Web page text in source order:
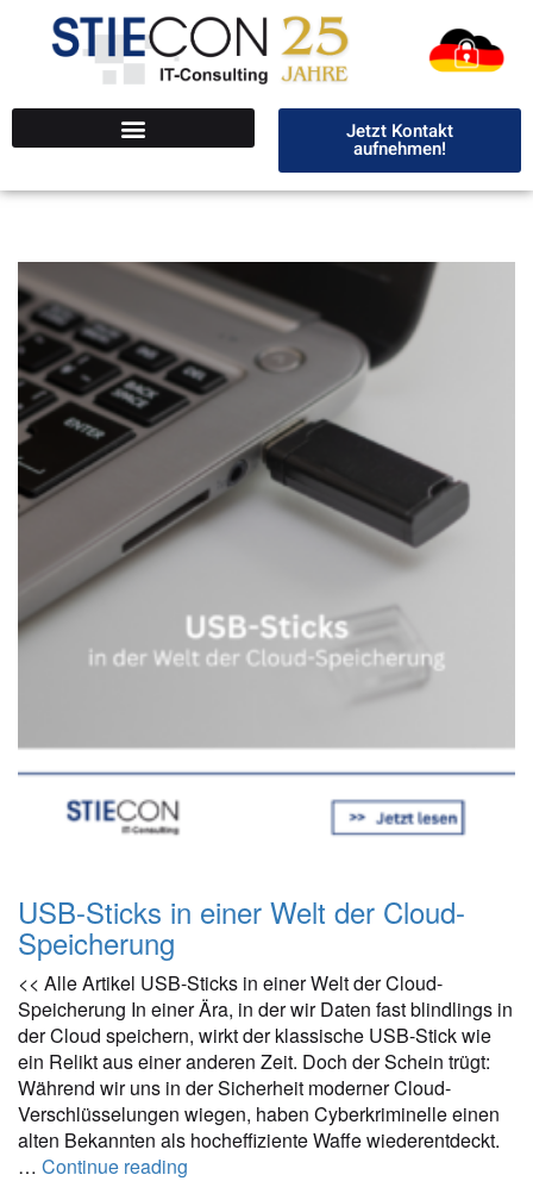
Jetzt Kontakt
aufnehmen!
USB-Sticks in einer Welt der Cloud-
Speicherung
<< Alle Artikel USB-Sticks in einer Welt der Cloud-
Speicherung In einer Ära, in der wir Daten fast blindlings in
der Cloud speichern, wirkt der klassische USB-Stick wie
ein Relikt aus einer anderen Zeit. Doch der Schein trügt:
Während wir uns in der Sicherheit moderner Cloud-
Verschlüsselungen wiegen, haben Cyberkriminelle einen
alten Bekannten als hocheffiziente Waffe wiederentdeckt.
… Continue reading